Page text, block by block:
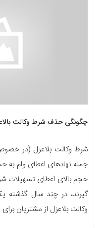
چگونگی حذف شرط وکالت
شرط وکالت بلاعزل (در
جمله نهادهای اعطای وام به
حجم بالای اعطای تسهیلات
گیرند، در چند سال گذشته
وکالت بلاعزل از مشتریان